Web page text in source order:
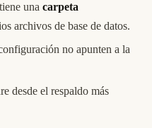
una carpeta
archivos de base de datos.
no apunten a la
desde el respaldo más